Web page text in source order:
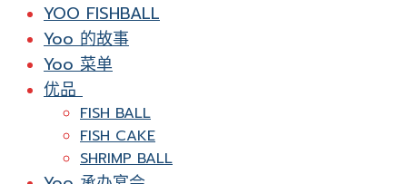
YOO FISHBALL
Yoo 的故事
Yoo 菜单
优品
FISH BALL
FISH CAKE
SHRIMP BALL